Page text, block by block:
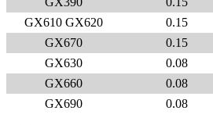
GX610 GX620
0.15
GX670
0.15
GX630
0.08
GX660
0.08
GX690
0.08